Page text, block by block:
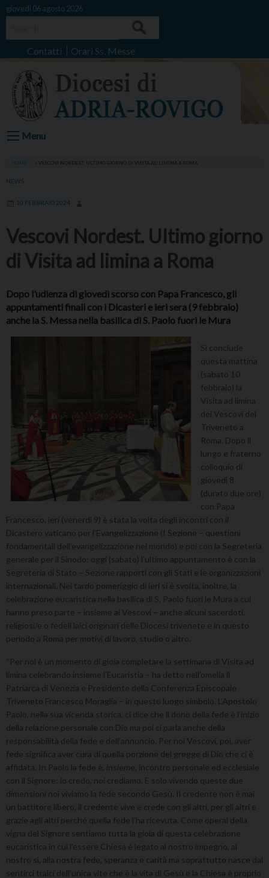
Skip
giovedì 06 agosto 2026
Contatti Orari Ss. Messe
Menu
HOME VESCOVI NORDEST. ULTIMO GIORNO DI VISITA AD LIMINA A ROMA
NEWS
10 FEBBRAIO 2024
Vescovi Nordest. Ultimo giorno
di Visita ad limina a Roma
Dopo l’udienza di giovedì scorso con Papa Francesco, gli
appuntamenti finali con i Dicasteri e ieri sera (9 febbraio)
anche la S. Messa nella basilica di S. Paolo fuori le Mura
Si conclude
questa mattina
(sabato 10
febbraio) la
Visita ad limina
dei Vescovi del
Triveneto a
Roma. Dopo il
lungo e fraterno
colloquio di
giovedì 8
(durato due ore)
con Papa
Francesco, ieri (venerdì 9) è stata la volta degli incontri con il
Dicastero vaticano per l’Evangelizzazione (I Sezione – questioni
fondamentali dell’evangelizzazione nel mondo) e poi con la Segreteria
generale per il Sinodo; oggi (sabato) l’ultimo appuntamento è con la
Segreteria di Stato – Sezione rapporti con gli Stati e le organizzazioni
internazionali. Nel tardo pomeriggio di ieri si è svolta, inoltre, la
celebrazione eucaristica nella basilica di S. Paolo fuori le Mura a cui
hanno preso parte – insieme ai Vescovi – anche alcuni sacerdoti,
religiosi/e o fedeli laici originari delle Diocesi trivenete e in questo
periodo a Roma per motivi di lavoro, studio o altro.
“Per noi è un momento di gioia completare la settimana di Visita ad
limina celebrando insieme l’Eucaristia – ha detto nell’omelia il
Patriarca di Venezia e Presidente della Conferenza Episcopale
Triveneto Francesco Moraglia – in questo luogo simbolo. L’Apostolo
Paolo, nella sua vicenda storica, ci dice che il dono della fede è l’inizio
della relazione personale con Dio ma poi ci parla anche della
responsabilità della fede e dell’annuncio. Per noi Vescovi, poi, aver
fede significa aver cura di quella porzione del gregge di Dio che ci è
affidata. In Paolo la fede è, insieme, incontro personale ed ecclesiale
con il Signore: io credo, noi crediamo. E solo vivendo queste due
dimensioni noi viviamo la fede secondo Gesù. Il credente non è mai
un battitore libero, il credente vive e crede con gli altri, per gli altri e
grazie agli altri perché quella fede l’ha ricevuta. Come operai della
vigna del Signore sentiamo tutta la gioia di questa celebrazione
eucaristica in cui l’essere Chiesa è legato al nostro impegno, al
nostro sì, alla nostra fede, speranza e carità ma soprattutto nasce dal
sentirci tralci dell’unica vite che è la vita di Gesù e la Chiesa è proprio